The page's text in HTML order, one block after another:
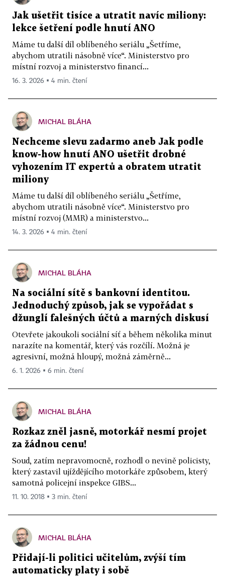
Jak ušetřit tisíce a utratit navíc miliony:
lekce šetření podle hnutí ANO
Máme tu další díl oblíbeného seriálu „Šetříme,
abychom utratili násobně více“. Ministerstvo pro
místní rozvoj a ministerstvo financí...
16. 3. 2026 ▪ 4 min. čtení
MICHAL BLÁHA
Nechceme slevu zadarmo aneb Jak podle
know-how hnutí ANO ušetřit drobné
vyhozením IT expertů a obratem utratit
miliony
Máme tu další díl oblíbeného seriálu „Šetříme,
abychom utratili násobně více“. Ministerstvo pro
místní rozvoj (MMR) a ministerstvo...
14. 3. 2026 ▪ 4 min. čtení
MICHAL BLÁHA
Na sociální sítě s bankovní identitou.
Jednoduchý způsob, jak se vypořádat s
džunglí falešných účtů a marných diskusí
Otevřete jakoukoli sociální síť a během několika minut
narazíte na komentář, který vás rozčílí. Možná je
agresivní, možná hloupý, možná záměrně...
6. 1. 2026 ▪ 6 min. čtení
MICHAL BLÁHA
Rozkaz zněl jasně, motorkář nesmí projet
za žádnou cenu!
Soud, zatím nepravomocně, rozhodl o nevině policisty,
který zastavil ujíždějícího motorkáře způsobem, který
samotná policejní inspekce GIBS...
11. 10. 2018 ▪ 3 min. čtení
MICHAL BLÁHA
Přidají-li politici učitelům, zvýší tím
automaticky platy i sobě